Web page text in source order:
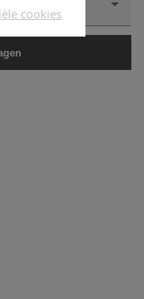
cookies